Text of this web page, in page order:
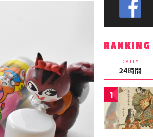
RANKING
DAILY
24時間
1